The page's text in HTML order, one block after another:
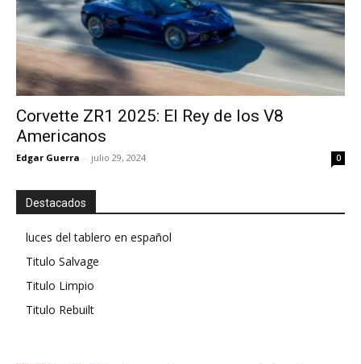
Corvette ZR1 2025: El Rey de los V8
Americanos
Edgar Guerra - julio 29, 2024 0
Destacados
luces del tablero en español
Titulo Salvage
Titulo Limpio
Titulo Rebuilt